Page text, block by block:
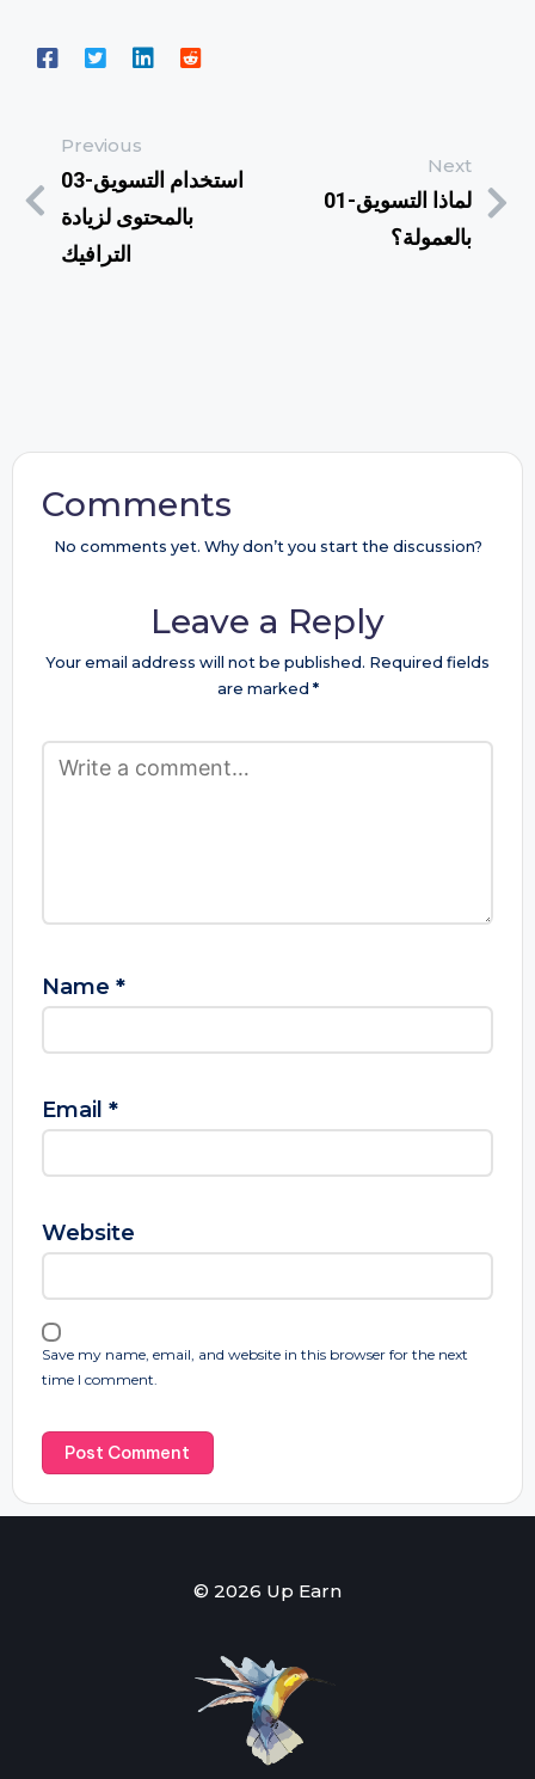
Previous
03-استخدام التسويق
بالمحتوى لزيادة
الترافيك
Next
01-لماذا التسويق
بالعمولة؟
Comments
No comments yet. Why don’t you start the discussion?
Leave a Reply
Your email address will not be published. Required fields
are marked *
Name *
Email *
Website
Save my name, email, and website in this browser for the next
time I comment.
© 2026 Up Earn